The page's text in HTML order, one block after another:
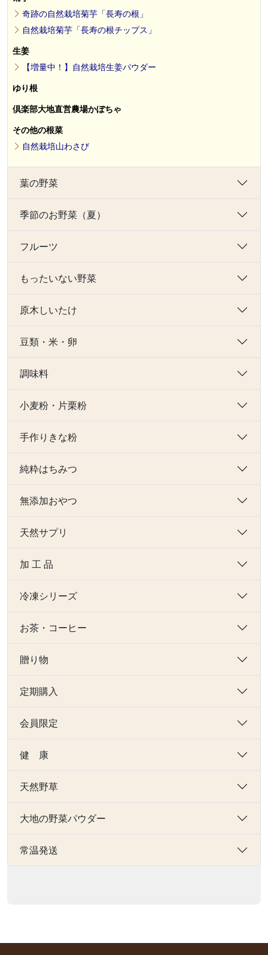
奇跡の自然栽培菊芋「長寿の根」
自然栽培菊芋「長寿の根チップス」
生姜
【増量中！】自然栽培生姜パウダー
ゆり根
倶楽部大地直営農場かぼちゃ
その他の根菜
自然栽培山わさび
葉の野菜
季節のお野菜（夏）
フルーツ
もったいない野菜
原木しいたけ
豆類・米・卵
調味料
小麦粉・片栗粉
手作りきな粉
純粋はちみつ
無添加おやつ
天然サプリ
加 工 品
冷凍シリーズ
お茶・コーヒー
贈り物
定期購入
会員限定
健 康
天然野草
大地の野菜パウダー
常温発送